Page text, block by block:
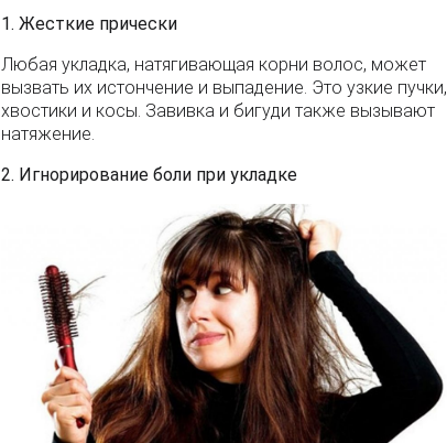
1. Жесткие прически
Любая укладка, натягивающая корни волос, может
вызвать их истончение и выпадение. Это узкие пучки,
хвостики и косы. Завивка и бигуди также вызывают
натяжение.
2. Игнорирование боли при укладке